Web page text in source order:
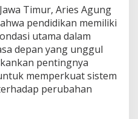
Timur, Aries Agung
pendidikan memiliki
utama dalam
depan yang unggul
pentingnya
memperkuat sistem
perubahan